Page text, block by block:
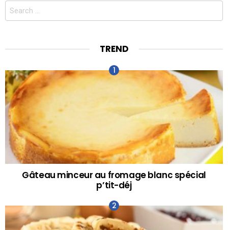
Search
TREND
Gâteau minceur au fromage blanc spécial
p’tit-déj